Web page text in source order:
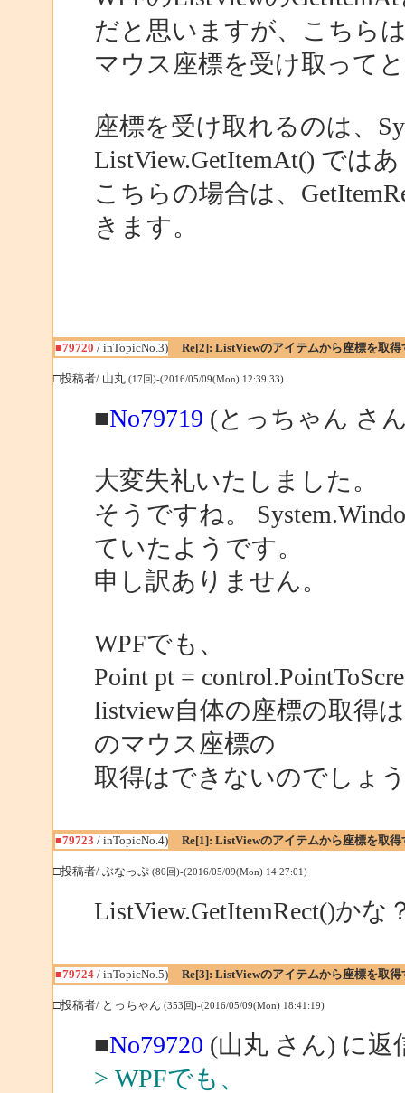
だと思いますが、こちら
マウス座標を受け取って
座標を受け取れるのは、
ListView.GetItemAt() では
こちらの場合は、
きます。
■79720 / inTopicNo.3) Re[2]: ListViewのアイテムから座標を取得
□投稿者/ 山丸 (17回)-(2016/05/09(Mon) 12:39:33)
■No79719 (とっちゃん さ
大変失礼いたしました。
そうですね。
ていたようです。
申し訳ありません。
WPFでも、
Point pt =
listview自体の座標の取得
のマウス座標の
取得はできないのでしょ
■79723 / inTopicNo.4) Re[1]: ListViewのアイテムから座標を取得
□投稿者/ ぶなっぷ (80回)-(2016/05/09(Mon) 14:27:01)
ListView.GetItemRect()かな
■79724/ inTopicNo.5) Re[3]: ListViewのアイテムから座標を取得
□投稿者/ とっちゃん (353回)-(2016/05/09(Mon) 18:41:19)
■No79720 (山丸 さん) に返
> WPFでも、